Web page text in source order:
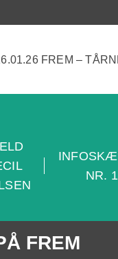
FREM –
NR. 1
FREM